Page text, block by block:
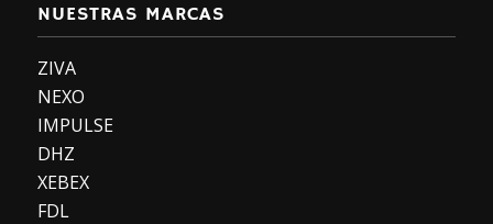
NUESTRAS MARCAS
ZIVA
NEXO
IMPULSE
DHZ
XEBEX
FDL